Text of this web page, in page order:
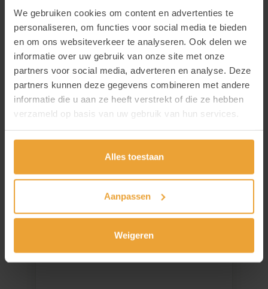
We gebruiken cookies om content en advertenties te
personaliseren, om functies voor social media te bieden
en om ons websiteverkeer te analyseren. Ook delen we
informatie over uw gebruik van onze site met onze
partners voor social media, adverteren en analyse. Deze
partners kunnen deze gegevens combineren met andere
informatie die u aan ze heeft verstrekt of die ze hebben
verzameld op basis van uw gebruik van hun services.
Alles toestaan
Aanpassen
Weigeren
Nieuws
Een verzameling van interessante nieuwtjes of
boeiende initiatieven die we graag met jullie